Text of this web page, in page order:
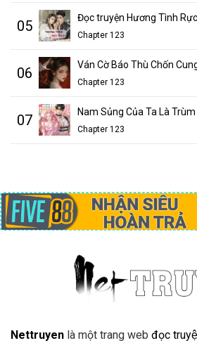
05
Chapter 123
06 Ván Cờ Báo Thù Chốn
Chapter 123
07 Nam Sủng Của Ta Là
Chapter 123
Nettruyen là một trang web đọc